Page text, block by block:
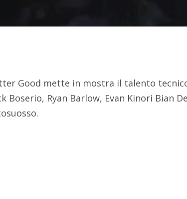
Good mette in mostra il talento
Boserio, Ryan Barlow, Evan Kinori Bian